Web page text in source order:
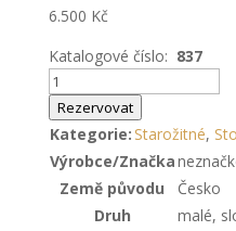
6.500 Kč
Katalogové číslo: 837
stolní
secesní
hodiny
jicí
pérové
Rezervovat
Kategorie: Starožitné,
Výrobce/Značka
Země původu
Česko
Druh
malé,